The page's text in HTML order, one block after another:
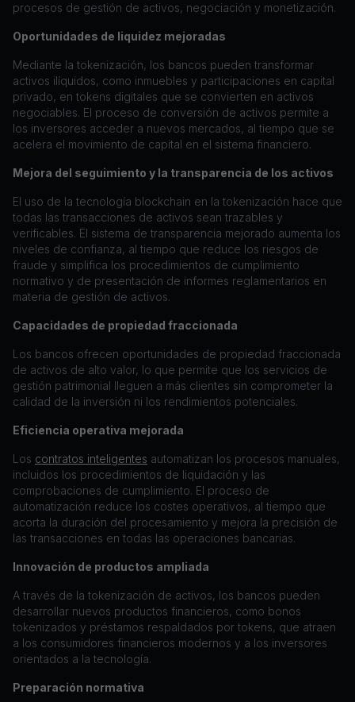
procesos de gestión de activos, negociación y monetización.
Oportunidades de liquidez mejoradas
Mediante la tokenización, los bancos pueden transformar
activos ilíquidos, como inmuebles y participaciones en capital
privado, en tokens digitales que se convierten en activos
negociables. El proceso de conversión de activos permite a
los inversores acceder a nuevos mercados, al tiempo que se
acelera el movimiento de capital en el sistema financiero.
Mejora del seguimiento y la transparencia de los activos
El uso de la tecnología blockchain en la tokenización hace que
todas las transacciones de activos sean trazables y
verificables. El sistema de transparencia mejorado aumenta los
niveles de confianza, al tiempo que reduce los riesgos de
fraude y simplifica los procedimientos de cumplimiento
normativo y de presentación de informes reglamentarios en
materia de gestión de activos.
Capacidades de propiedad fraccionada
Los bancos ofrecen oportunidades de propiedad fraccionada
de activos de alto valor, lo que permite que los servicios de
gestión patrimonial lleguen a más clientes sin comprometer la
calidad de la inversión ni los rendimientos potenciales.
Eficiencia operativa mejorada
Los contratos inteligentes automatizan los procesos manuales,
incluidos los procedimientos de liquidación y las
comprobaciones de cumplimiento. El proceso de
automatización reduce los costes operativos, al tiempo que
acorta la duración del procesamiento y mejora la precisión de
las transacciones en todas las operaciones bancarias.
Innovación de productos ampliada
A través de la tokenización de activos, los bancos pueden
desarrollar nuevos productos financieros, como bonos
tokenizados y préstamos respaldados por tokens, que atraen
a los consumidores financieros modernos y a los inversores
orientados a la tecnología.
Preparación normativa